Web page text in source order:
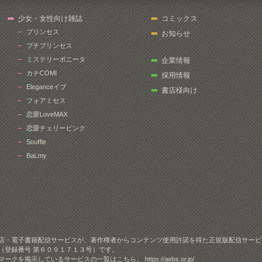
少女・女性向け雑誌
プリンセス
プチプリンセス
ミステリーボニータ
カチCOMI
Eleganceイブ
フォアミセス
恋愛LoveMAX
恋愛チェリーピンク
Souffle
BaLmy
コミックス
お知らせ
企業情報
採用情報
書店様向け
・電子書籍配信サービスが、著作権者からコンテンツ使用許諾を得た正規版配信サービ
登録番号 第６０９１７１３号）です。
ークを掲示しているサービスの一覧はこちら。https://aebs.or.jp/